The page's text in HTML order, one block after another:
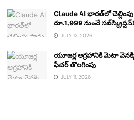
Claude AI భారత్‌లో చెల్లింపు
రూ.1,999 నుంచే సబ్‌స్క్రిప్షన్!
JULY 13, 2026
యూజర్ల ఆగ్రహానికి మెటా
ఫీచర్ తొలగింపు
JULY 11, 2026